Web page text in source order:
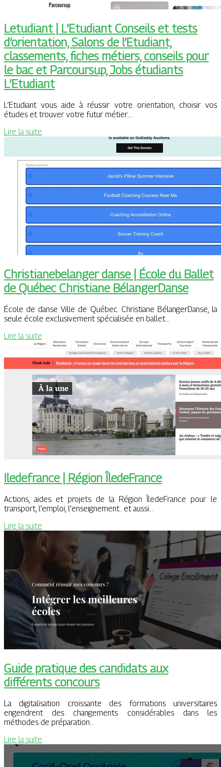
Letudiant | L’Etudiant Conseils et tests
d’orientation, Salons de l’Etudiant,
classements, fiches métiers, conseils pour
le bac et Parcoursup, Jobs étudiants
L’Etudiant
L’Etudiant vous aide à réussir votre orientation, choisir vos
études et trouver votre futur métier….
Lire la suite
Christianebe­lan­ger danse | École du Ballet
de Québec Christiane BélangerDanse
École de danse Ville de Québec. Christiane BélangerDanse, la
seule école exclusivement spécialisée en ballet…
Lire la suite
Iledefrance | Région ÎledeFrance
Actions, aides et projets de la Région ÎledeFrance pour le
transport, l’emploi, l’enseignement.. et aussi…
Lire la suite
Guide pratique des candidats aux
différents concours
La digitalisation croissante des formations universitaires
engendrent des changements considérables dans les
méthodes de préparation…
Lire la suite